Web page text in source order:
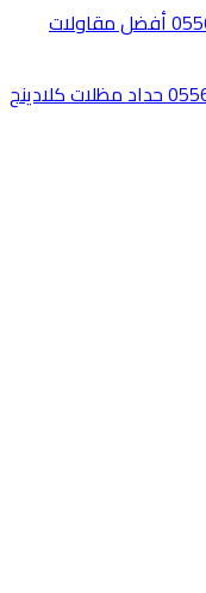
تشطيب مباني الطائف ت : 0556131856 أفضل مقاولات
مظلات كلادينج الطائف ت: 0556131856 حداد مظلات كلادينج